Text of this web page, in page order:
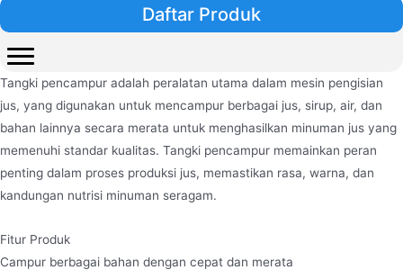
Tangki pencampur adalah peralatan utama dalam mesin pengisian
jus, yang digunakan untuk mencampur berbagai jus, sirup, air, dan
bahan lainnya secara merata untuk menghasilkan minuman jus yang
memenuhi standar kualitas. Tangki pencampur memainkan peran
penting dalam proses produksi jus, memastikan rasa, warna, dan
kandungan nutrisi minuman seragam.
Fitur Produk
Campur berbagai bahan dengan cepat dan merata
Daftar Produk